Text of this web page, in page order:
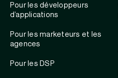
Pour les développeurs
d’applications
Pour les marketeurs et les
agences
Pour les DSP